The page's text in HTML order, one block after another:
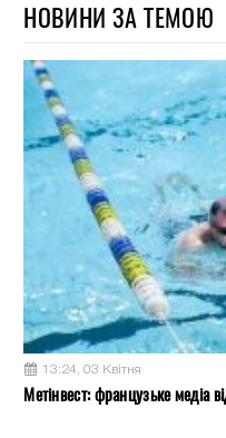
НОВИНИ ЗА ТЕМОЮ
13:24, 03 Квітня
Метінвест: французьке медіа